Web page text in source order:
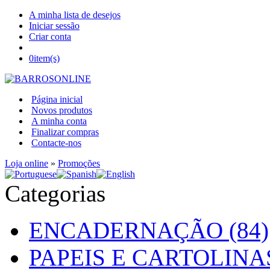
A minha lista de desejos
Iniciar sessão
Criar conta
0item(s)
Página inicial
Novos produtos
A minha conta
Finalizar compras
Contacte-nos
Loja online » Promoções
Categorias
ENCADERNAÇÃO (84)
PAPEIS E